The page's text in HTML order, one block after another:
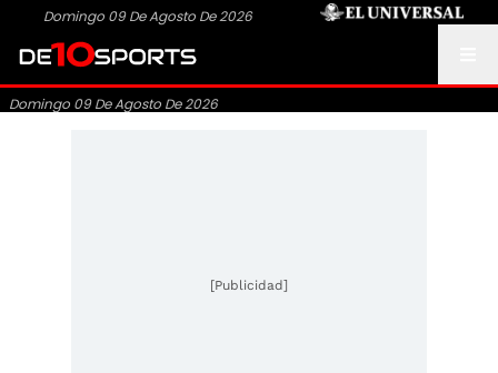
Domingo 09 De Agosto De 2026
Domingo 09 De Agosto De 2026
[Publicidad]